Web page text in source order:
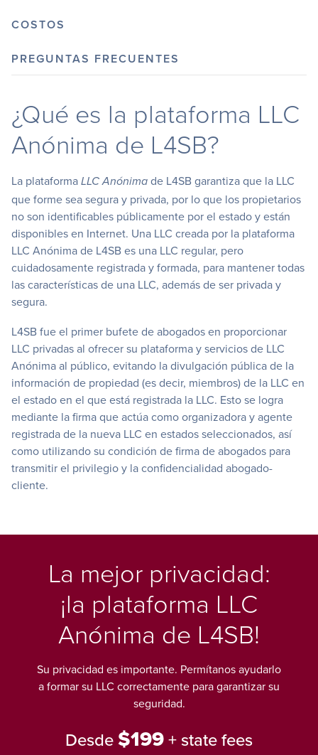
COSTOS
PREGUNTAS FRECUENTES
¿Qué es la plataforma LLC
Anónima de L4SB?
La plataforma LLC Anónima de L4SB garantiza que la LLC
que forme sea segura y privada, por lo que los propietarios
no son identificables públicamente por el estado y están
disponibles en Internet. Una LLC creada por la plataforma
LLC Anónima de L4SB es una LLC regular, pero
cuidadosamente registrada y formada, para mantener todas
las características de una LLC, además de ser privada y
segura.
L4SB fue el primer bufete de abogados en proporcionar
LLC privadas al ofrecer su plataforma y servicios de LLC
Anónima al público, evitando la divulgación pública de la
información de propiedad (es decir, miembros) de la LLC en
el estado en el que está registrada la LLC. Esto se logra
mediante la firma que actúa como organizadora y agente
registrada de la nueva LLC en estados seleccionados, así
como utilizando su condición de firma de abogados para
transmitir el privilegio y la confidencialidad abogado-
cliente.
La mejor privacidad:
¡la plataforma LLC
Anónima de L4SB!
Su privacidad es importante. Permítanos ayudarlo
a formar su LLC correctamente para garantizar su
seguridad.
Desde $199+ state fees